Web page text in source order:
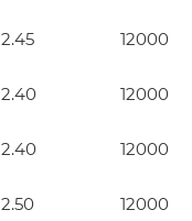
2.45 12000
2.40 12000
2.40 12000
2.50 12000